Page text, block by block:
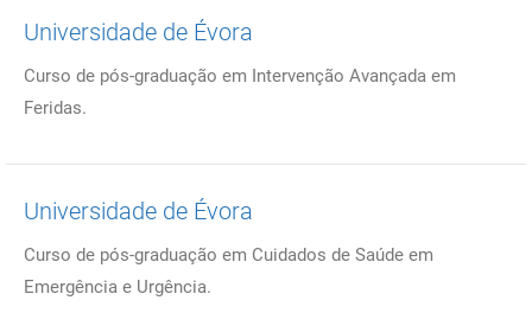
Universidade de Évora
Curso de pós-graduação em Intervenção Avançada em
Feridas.
Universidade de Évora
Curso de pós-graduação em Cuidados de Saúde em
Emergência e Urgência.